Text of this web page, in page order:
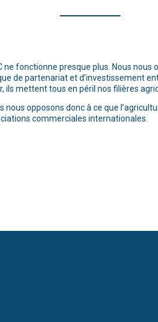
fonctionne presque plus. Nous
de partenariat et d’investissement
ils mettent tous en péril nos filières
nous opposons donc à ce que
commerciales internationales.